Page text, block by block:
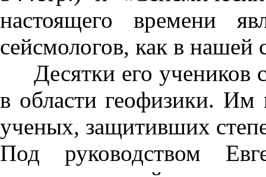
настоящего времени
сейсмологов, как в нашей
Десятки его учеников
в области геофизики. Им
ученых, защитивших
Под руководством